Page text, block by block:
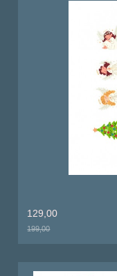
129,00
199,00